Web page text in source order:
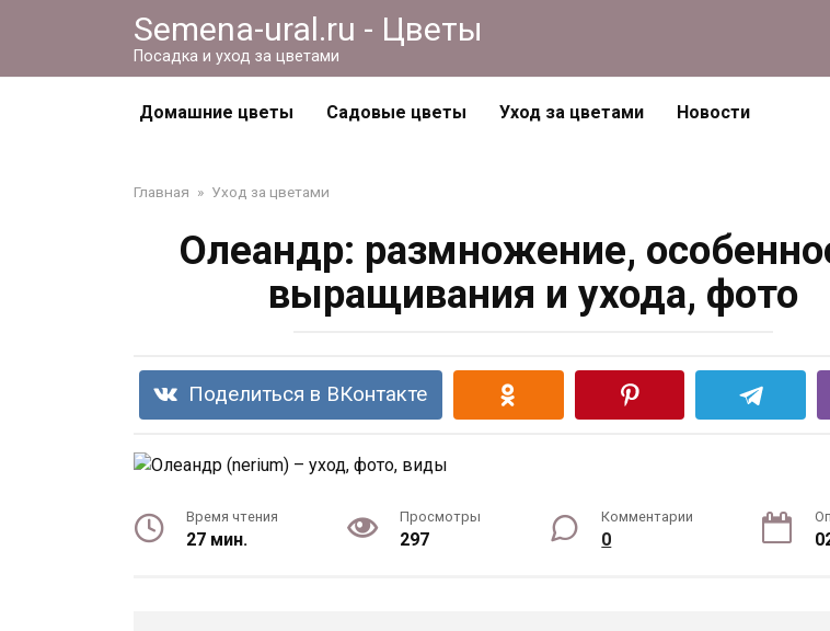
Semena-ural.ru - Цветы
Посадка и уход за цветами
Домашние цветы Садовые цветы Уход за цветами Новости
Главная » Уход за цветами
Олеандр: размножение,
выращивания и ухода, фото
Поделиться в ВКонтакте
Время чтения
27 мин.
Просмотры
297
Комментарии
0